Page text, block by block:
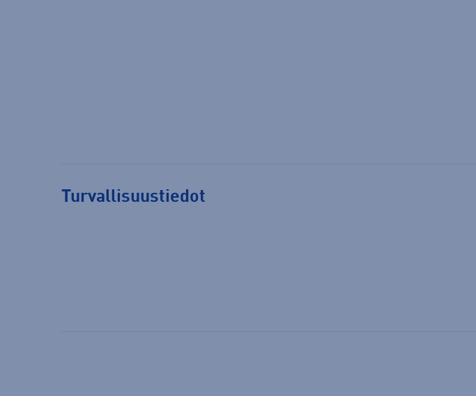
Turvallisuustiedot